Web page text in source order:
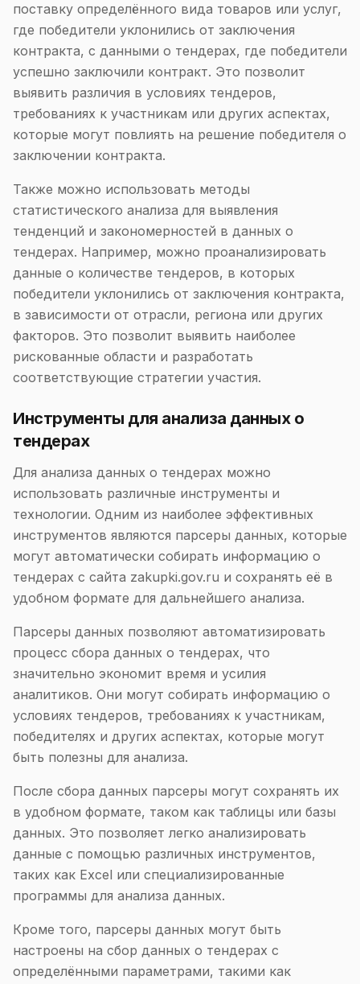
поставку определённого вида товаров или услуг,
где победители уклонились от заключения
контракта, с данными о тендерах, где победители
успешно заключили контракт. Это позволит
выявить различия в условиях тендеров,
требованиях к участникам или других аспектах,
которые могут повлиять на решение победителя о
заключении контракта.
Также можно использовать методы
статистического анализа для выявления
тенденций и закономерностей в данных о
тендерах. Например, можно проанализировать
данные о количестве тендеров, в которых
победители уклонились от заключения контракта,
в зависимости от отрасли, региона или других
факторов. Это позволит выявить наиболее
рискованные области и разработать
соответствующие стратегии участия.
Инструменты для анализа данных о
тендерах
Для анализа данных о тендерах можно
использовать различные инструменты и
технологии. Одним из наиболее эффективных
инструментов являются парсеры данных, которые
могут автоматически собирать информацию о
тендерах с сайта zakupki.gov.ru и сохранять её в
удобном формате для дальнейшего анализа.
Парсеры данных позволяют автоматизировать
процесс сбора данных о тендерах, что
значительно экономит время и усилия
аналитиков. Они могут собирать информацию о
условиях тендеров, требованиях к участникам,
победителях и других аспектах, которые могут
быть полезны для анализа.
После сбора данных парсеры могут сохранять их
в удобном формате, таком как таблицы или базы
данных. Это позволяет легко анализировать
данные с помощью различных инструментов,
таких как Excel или специализированные
программы для анализа данных.
Кроме того, парсеры данных могут быть
настроены на сбор данных о тендерах с
определёнными параметрами, такими как